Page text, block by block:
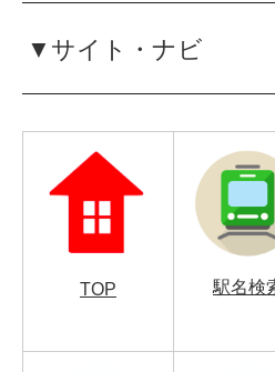
▼サイト・ナビ
TOP 駅名検